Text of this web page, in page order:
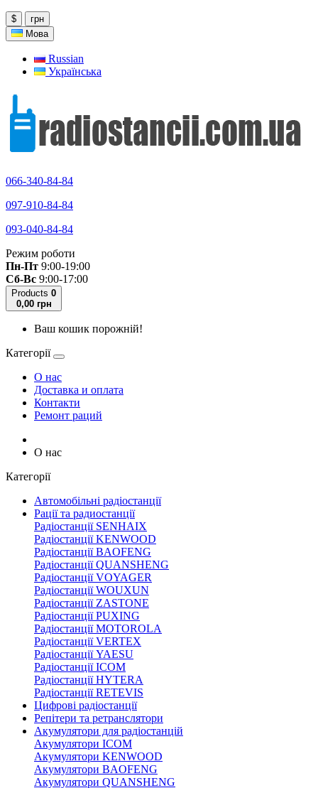
$
грн
Мова
Russian
Українська
066-340-84-84
097-910-84-84
093-040-84-84
Режим роботи
Пн-Пт 9:00-19:00
Сб-Вс 9:00-17:00
Products 0
0,00 грн
Ваш кошик порожній!
Категорії
О нас
Доставка и оплата
Контакти
Ремонт раций
О нас
Категорії
Автомобільні радіостанції
Рації та радиостанції
Радіостанції SENHAIX
Радіостанції KENWOOD
Радіостанції BAOFENG
Радіостанції QUANSHENG
Радіостанції VOYAGER
Радіостанції WOUXUN
Радіостанції ZASTONE
Радіостанції PUXING
Радіостанції MOTOROLA
Радіостанції VERTEX
Радіостанції YAESU
Радіостанції ICOM
Радіостанції HYTERA
Радіостанції RETEVIS
Цифрові радіостанції
Репітери та ретранслятори
Акумулятори для радіостанцій
Акумулятори ICOM
Акумулятори KENWOOD
Акумулятори BAOFENG
Акумулятори QUANSHENG